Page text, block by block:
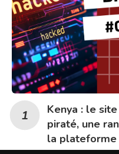
Kenya : le
piraté, une
la